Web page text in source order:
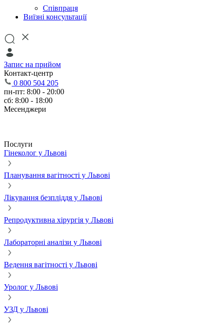
Співпраця
Виїзні консультації
Запис на прийом
Контакт-центр
0 800 504 205
пн-пт: 8:00 - 20:00
сб: 8:00 - 18:00
Месенджери
Послуги
Гінеколог у Львові
Планування вагітності у Львові
Лікування безпліддя у Львові
Репродуктивна хірургія у Львові
Лабораторні аналізи у Львові
Ведення вагітності у Львові
Уролог у Львові
УЗД у Львові